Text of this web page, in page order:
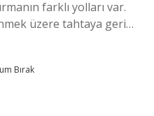
farklı yolları var.
üzere tahtaya geri…
Bırak